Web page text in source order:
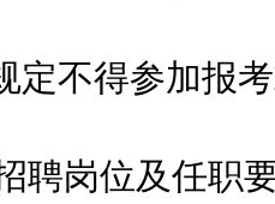
不得参加报考
岗位及任职要